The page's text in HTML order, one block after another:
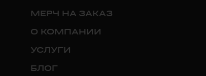
МЕРЧ НА ЗАКАЗ
О КОМПАНИИ
УСЛУГИ
БЛОГ